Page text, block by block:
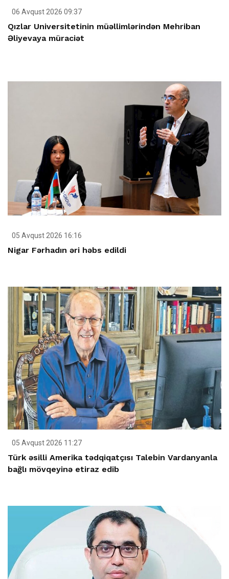
06 Avqust 2026 09:37
Qızlar Universitetinin müəllimlərindən Mehriban
Əliyevaya müraciət
05 Avqust 2026 16:16
Nigar Fərhadın əri həbs edildi
05 Avqust 2026 11:27
Türk əsilli Amerika tədqiqatçısı Talebin Vardanyanla
bağlı mövqeyinə etiraz edib